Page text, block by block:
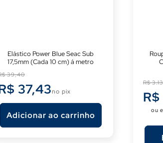
Elástico Power Blue Seac Sub
17,5mm (Cada 10 cm) á metro
39,40
37,43no pix
Adicionar ao carrinho
R$
ou